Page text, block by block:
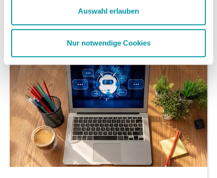
Auswahl erlauben
Nur notwendige Cookies
weiterlesen